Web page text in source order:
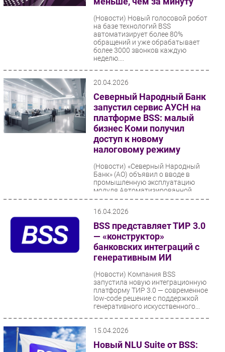
(Новости) Новый голосовой робот
на базе технологий BSS
автоматизирует более 80%
обращений и уже обрабатывает
более 3000 звонков каждую
неделю....
20.04.2026
Северный Народный Банк
запустил сервис АУСН на
платформе BSS: малый
бизнес Коми получил
доступ к новому
налоговому режиму
(Новости) «Северный Народный
Банк» (АО) объявил о вводе в
промышленную эксплуатацию
модуля Автоматизированной
упрощённой системы
16.04.2026
BSS представляет ТИР 3.0
— «конструктор»
банковских интеграций с
генеративным ИИ
(Новости) Компания BSS
запустила новую интеграционную
платформу ТИР 3.0 — современное
low-code решение с поддержкой
генеративного искусственного...
15.04.2026
Новый NLU Suite от BSS: